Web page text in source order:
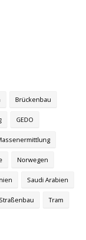
Brückenbau
GEDO
Norwegen
Saudi Arabien
Straßenbau Tram